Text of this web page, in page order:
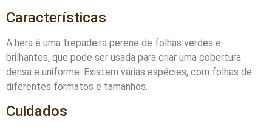
Características
A hera é uma trepadeira perene de folhas verdes e
brilhantes, que pode ser usada para criar uma cobertura
densa e uniforme. Existem várias espécies, com folhas de
diferentes formatos e tamanhos.
Cuidados